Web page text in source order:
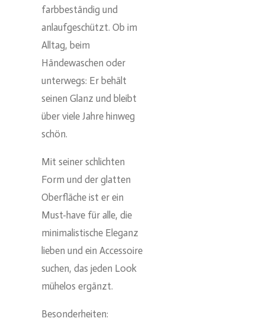
farbbeständig und
anlaufgeschützt. Ob im
Alltag, beim
Händewaschen oder
unterwegs: Er behält
seinen Glanz und bleibt
über viele Jahre hinweg
schön.
Mit seiner schlichten
Form und der glatten
Oberfläche ist er ein
Must-have für alle, die
minimalistische Eleganz
lieben und ein Accessoire
suchen, das jeden Look
mühelos ergänzt.
Besonderheiten: